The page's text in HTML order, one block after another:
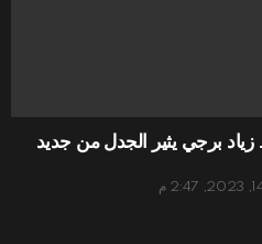
زياد برجي يثير الجدل من جديد